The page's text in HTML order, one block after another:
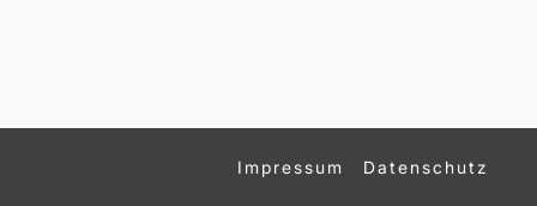
Impressum Datenschutz